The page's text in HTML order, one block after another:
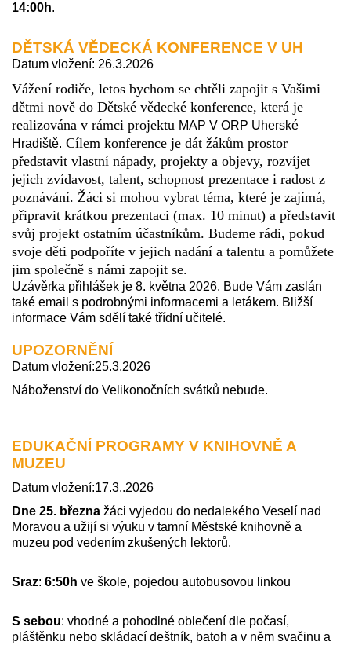
14:00h.
DĚTSKÁ VĚDECKÁ KONFERENCE V UH
Datum vložení: 26.3.2026
Vážení rodiče, letos bychom se chtěli zapojit s Vašimi
dětmi nově do Dětské vědecké konference, která je
realizována v rámci projektu MAP V ORP Uherské
Hradiště. Cílem konference je dát žákům prostor
představit vlastní nápady, projekty a objevy, rozvíjet
jejich zvídavost, talent, schopnost prezentace i radost z
poznávání. Žáci si mohou vybrat téma, které je zajímá,
připravit krátkou prezentaci (max. 10 minut) a představit
svůj projekt ostatním účastníkům. Budeme rádi, pokud
svoje děti podpoříte v jejich nadání a talentu a pomůžete
jim společně s námi zapojit se.
Uzávěrka přihlášek je 8. května 2026. Bude Vám zaslán
také email s podrobnými informacemi a letákem. Bližší
informace Vám sdělí také třídní učitelé.
UPOZORNĚNÍ
Datum vložení:25.3.2026
Náboženství do Velikonočních svátků nebude.
EDUKAČNÍ PROGRAMY V KNIHOVNĚ A
MUZEU
Datum vložení:17.3..2026
Dne 25. března žáci vyjedou do nedalekého Veselí nad
Moravou a užijí si výuku v tamní Městské knihovně a
muzeu pod vedením zkušených lektorů.
Sraz: 6:50h ve škole, pojedou autobusovou linkou
S sebou: vhodné a pohodlné oblečení dle počasí,
pláštěnku nebo skládací deštník, batoh a v něm svačinu a